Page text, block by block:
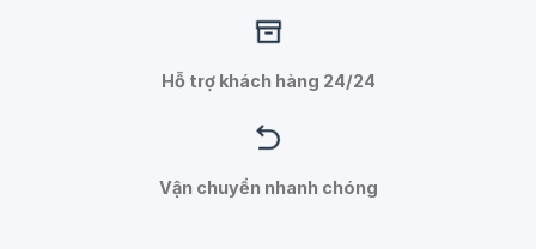
Hỗ trợ khách hàng 24/24
Vận chuyển nhanh chóng